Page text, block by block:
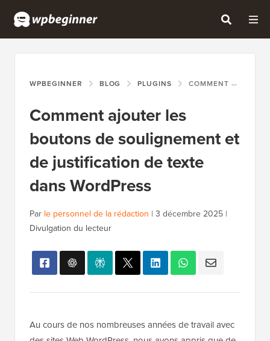
WPBEGINNER BLOG PLUGINS COMMENT AJOUTER LES BOUTONS DE SOULIGNEMENT ET DE JUSTIFICATION DE TEXTE DANS WORDPRESS
Comment ajouter les
boutons de soulignement et
de justification de texte
dans WordPress
Par le personnel de la rédaction | 3 décembre 2025 |
Divulgation du lecteur
Au cours de nos nombreuses années de travail avec